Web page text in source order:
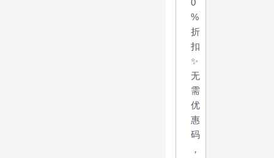
0
%
折
扣
✨
无
需
优
惠
码
，